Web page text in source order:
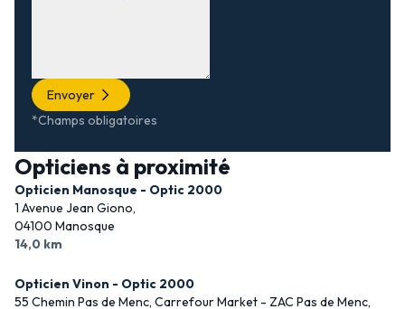
Envoyer
*Champs obligatoires
Opticiens à proximité
Opticien Manosque - Optic 2000
1 Avenue Jean Giono,
04100 Manosque
14,0 km
Opticien Vinon - Optic 2000
55 Chemin Pas de Menc, Carrefour Market - ZAC Pas de Menc,